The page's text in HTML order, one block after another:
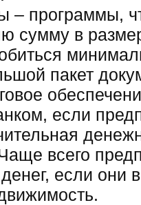
– программы,
сумму в
пакет
если
всего
если они в